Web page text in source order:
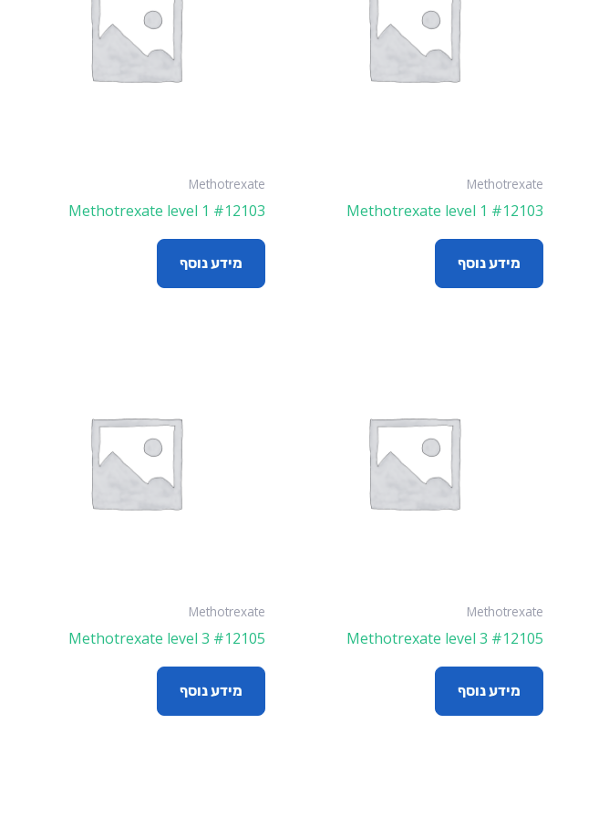
Methotrexate
Methotrexate level 1 #12103
מידע נוסף
Methotrexate
Methotrexate level 1 #12103
מידע נוסף
Methotrexate
Methotrexate level 3 #12105
מידע נוסף
Methotrexate
Methotrexate level 3 #12105
מידע נוסף